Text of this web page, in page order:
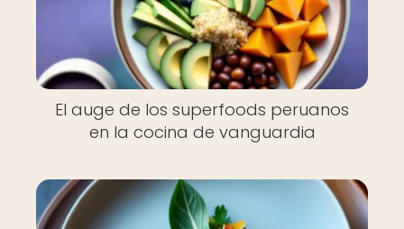
El auge de los superfoods peruanos
en la cocina de vanguardia